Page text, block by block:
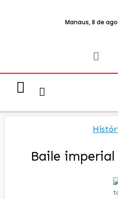
Manaus, 8 de
Baile imperial